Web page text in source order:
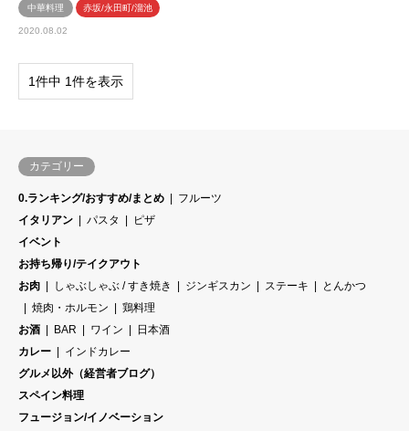
中華料理 赤坂/永田町/溜池
2020.08.02
1件中 1件を表示
カテゴリー
0.ランキング/おすすめ/まとめ
フルーツ
イタリアン
パスタ
ピザ
イベント
お持ち帰り/テイクアウト
お肉
しゃぶしゃぶ / すき焼き ジンギスカン ステーキ
とんかつ
焼肉・ホルモン
鶏料理
お酒
BAR ワイン
日本酒
カレー
インドカレー
グルメ以外（経営者ブログ）
スペイン料理
フュージョン/イノベーション